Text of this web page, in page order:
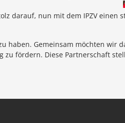
darauf, nun mit dem IPZV einen
haben. Gemeinsam möchten wir
fördern. Diese Partnerschaft